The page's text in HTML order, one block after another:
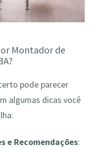
Montador de
pode parecer
algumas dicas você
e Recomendações: